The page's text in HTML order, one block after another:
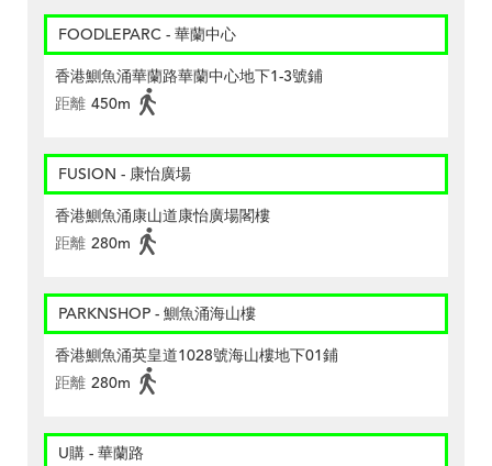
FOODLEPARC - 華蘭中心
香港鰂魚涌華蘭路華蘭中心地下1-3號鋪
距離 450m
FUSION - 康怡廣場
香港鰂魚涌康山道康怡廣場閣樓
距離 280m
PARKNSHOP - 鰂魚涌海山樓
香港鰂魚涌英皇道1028號海山樓地下01鋪
距離 280m
U購 - 華蘭路